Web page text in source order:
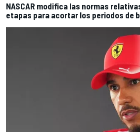
NASCAR modifica las normas
etapas para acortar los periodos de